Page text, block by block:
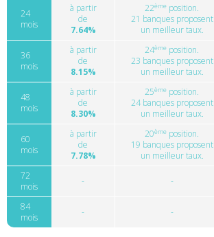
24
mois
à partir
de
7.64%
22ème position.
21 banques proposent
un meilleur taux.
36
mois
à partir
de
8.15%
24ème position.
23 banques proposent
un meilleur taux.
48
mois
à partir
de
8.30%
25ème position.
24 banques proposent
un meilleur taux.
60
mois
à partir
de
7.78%
20ème position.
19 banques proposent
un meilleur taux.
72
mois
- -
84
mois
- -